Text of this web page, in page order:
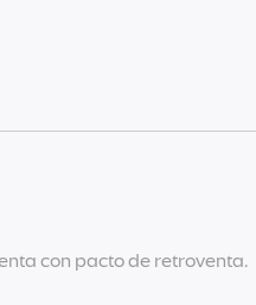
con pacto de retroventa.